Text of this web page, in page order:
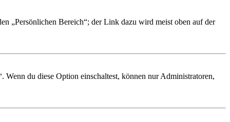
„Persönlichen Bereich“; der Link dazu wird meist oben auf der
du diese Option einschaltest, können nur Administratoren,